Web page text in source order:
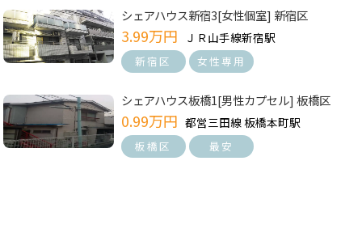
シェアハウス新宿3[女性個室] 新宿区
3.99万円 ＪＲ山手線新宿駅
新宿区 女性専用
シェアハウス板橋1[男性カプセル] 板橋区
0.99万円 都営三田線 板橋本町駅
板橋区 最安